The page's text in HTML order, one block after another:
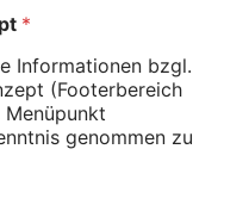
*
Informationen bzgl.
(Footerbereich
Menüpunkt
genommen zu